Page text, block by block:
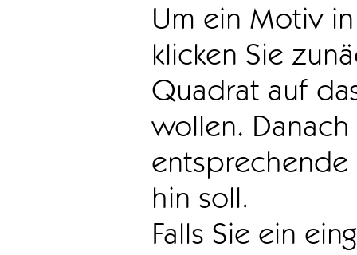
Um ein Motiv
klicken Sie
Quadrat auf
wollen.
hin soll.
Falls Sie ein